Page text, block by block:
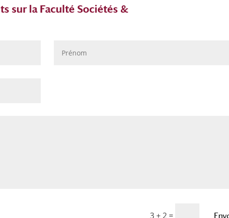
sur la Faculté Sociétés &
3 + 2 =